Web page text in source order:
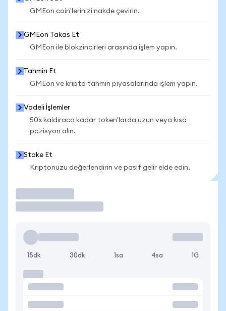
GMEon coin'lerinizi nakde çevirin.
GMEon Takas Et
GMEon ile blokzincirleri arasında işlem yapın.
Tahmin Et
GMEon ve kripto tahmin piyasalarında işlem yapın.
Vadeli İşlemler
50x kaldıraca kadar token'larda uzun veya kısa
pozisyon alın.
Stake Et
Kriptonuzu değerlendirin ve pasif gelir elde edin.
15dk 30dk 1sa 4sa 1G